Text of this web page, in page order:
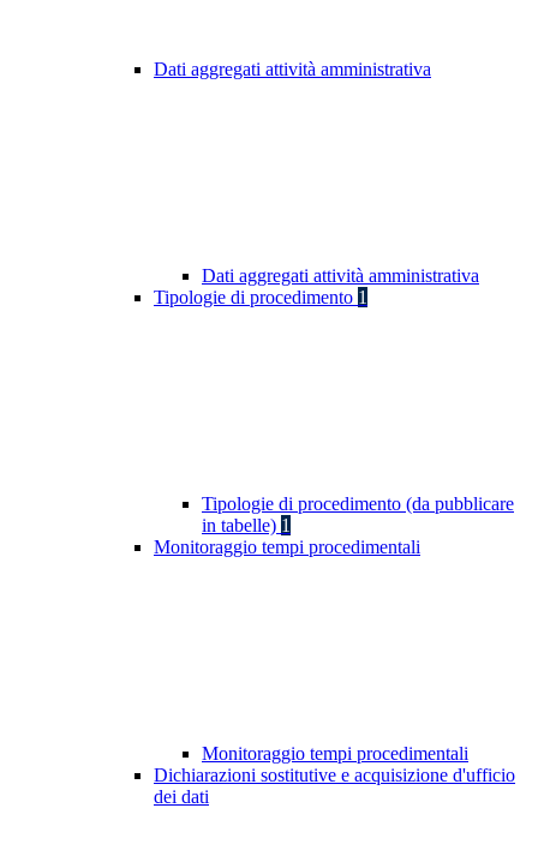
Dati aggregati attività amministrativa
Dati aggregati attività amministrativa
Tipologie di procedimento 1
Tipologie di procedimento (da pubblicare
in tabelle) 1
Monitoraggio tempi procedimentali
Monitoraggio tempi procedimentali
Dichiarazioni sostitutive e acquisizione d'ufficio
dei dati